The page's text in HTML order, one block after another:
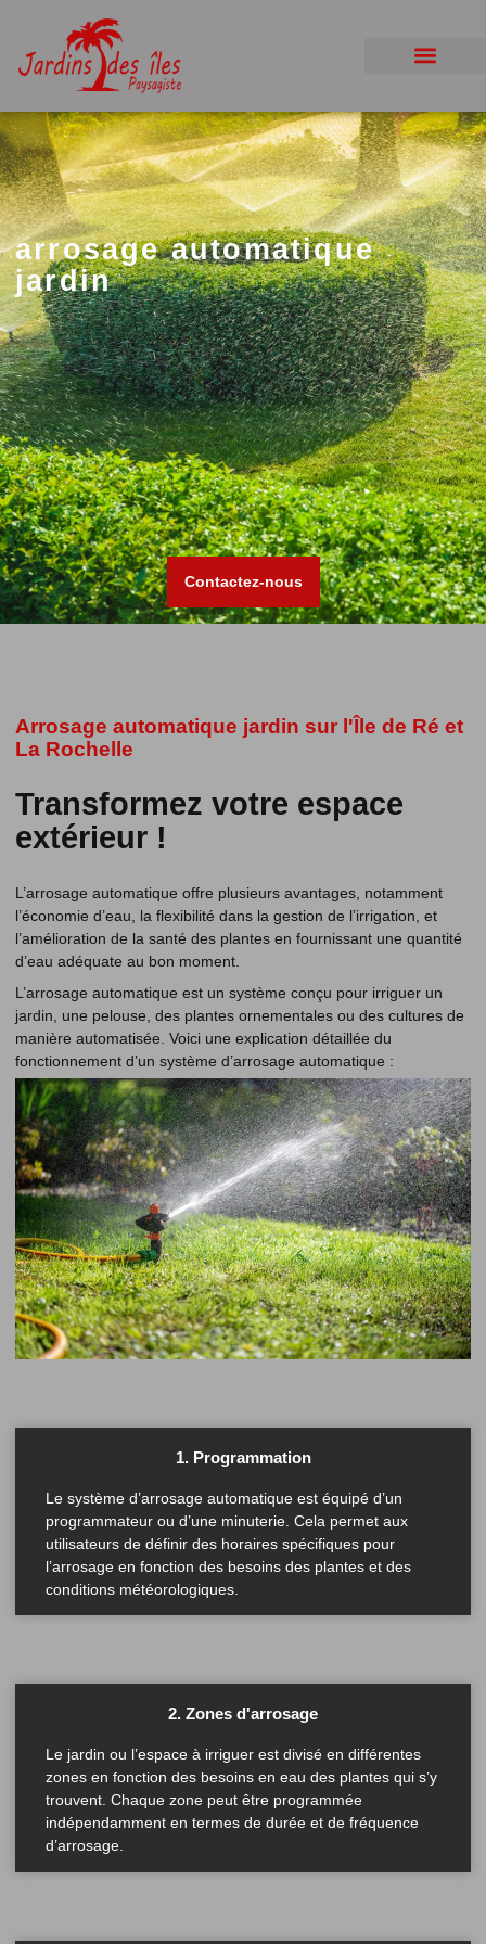
arrosage automatique
jardin
Contactez-nous
Arrosage automatique jardin sur l'Île de Ré et
La Rochelle
Transformez votre espace
extérieur !
L’arrosage automatique offre plusieurs avantages, notamment
l’économie d’eau, la flexibilité dans la gestion de l’irrigation, et
l’amélioration de la santé des plantes en fournissant une quantité
d’eau adéquate au bon moment.
L’arrosage automatique est un système conçu pour irriguer un
jardin, une pelouse, des plantes ornementales ou des cultures de
manière automatisée. Voici une explication détaillée du
fonctionnement d’un système d’arrosage automatique :
1. Programmation
Le système d’arrosage automatique est équipé d’un
programmateur ou d’une minuterie. Cela permet aux
utilisateurs de définir des horaires spécifiques pour
l’arrosage en fonction des besoins des plantes et des
conditions météorologiques.
2. Zones d'arrosage
Le jardin ou l’espace à irriguer est divisé en différentes
zones en fonction des besoins en eau des plantes qui s’y
trouvent. Chaque zone peut être programmée
indépendamment en termes de durée et de fréquence
d’arrosage.